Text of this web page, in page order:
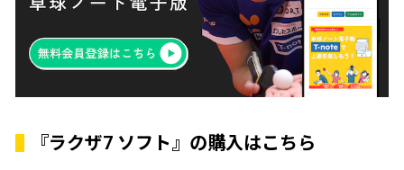
『ラクザ7 ソフト』の購入はこちら